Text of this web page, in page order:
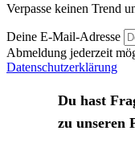
Verpasse keinen Trend
Deine E-Mail-Adresse
Abmeldung jederzeit
Datenschutzerklärung
Du hast
zu unseren